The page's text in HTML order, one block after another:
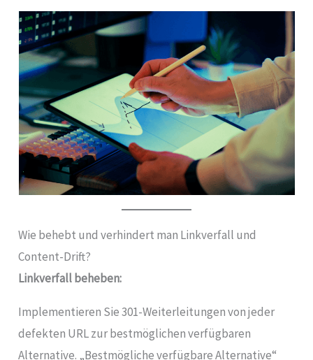
Wie behebt und verhindert man Linkverfall und
Content-Drift?
Linkverfall beheben:
Implementieren Sie 301-Weiterleitungen von jeder
defekten URL zur bestmöglichen verfügbaren
Alternative. „Bestmögliche verfügbare Alternative“